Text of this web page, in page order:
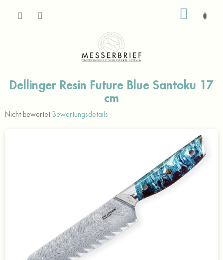
Dellinger Resin Future Blue Santoku 17
cm
Die
Nicht bewertet Bewertungsdetails